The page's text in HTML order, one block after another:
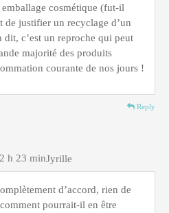
cosmétique (fut-il
de justifier un recyclage d’un
dit, c’est un reproche qui peut
majorité des produits
courante de nos jours !
Reply
Jyrille
h 23 min
d’accord, rien de
pourrait-il en être